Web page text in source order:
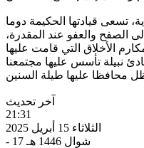
تسعى قيادتها الحكيمة دوما
الصفح والعفو عند المقدرة،
الأخلاق التي قامت عليها
نبيلة تأسس عليها مجتمعنا
آخر تحديث
21:31
الثلاثاء 15 أبريل 2025
- 17 شوال 1446 هـ